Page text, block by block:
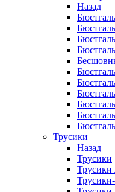
Назад
Трусики
Назад
Трусики
Трусики